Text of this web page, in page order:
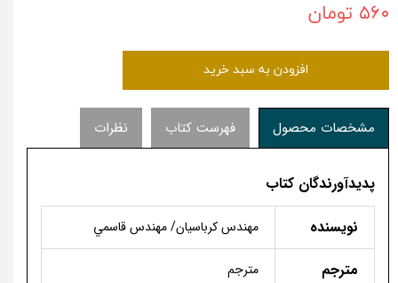
۵۶۰ تومان
افزودن به سبد خرید
مشخصات محصول فهرست کتاب نظرات
پدیدآورندگان کتاب
نویسنده
مهندس كرباسيان/ مهندس قاسمي
مترجم مترجم